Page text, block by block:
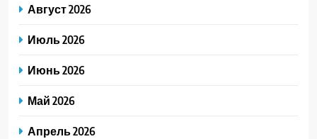
Август 2026
Июль 2026
Июнь 2026
Май 2026
Апрель 2026